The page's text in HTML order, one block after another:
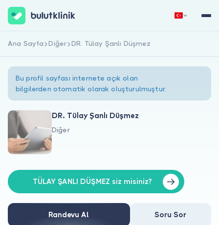
Hakkımızda
Doktorlar için
Doktor musunuz?
Hemen Kaydol Giriş Yap
Ana Sayfa Diğer DR. Tülay Şanlı Düşmez
Bu profil sayfası internete açık olan
bilgilerden otomatik olarak oluşturulmuştur.
DR. Tülay Şanlı Düşmez
Diğer
TÜLAY ŞANLI DÜŞMEZ siz misiniz?
Randevu Al Soru Sor